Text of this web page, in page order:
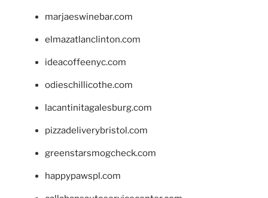
marjaeswinebar.com
elmazatlanclinton.com
ideacoffeenyc.com
odieschillicothe.com
lacantinitagalesburg.com
pizzadeliverybristol.com
greenstarsmogcheck.com
happypawspl.com